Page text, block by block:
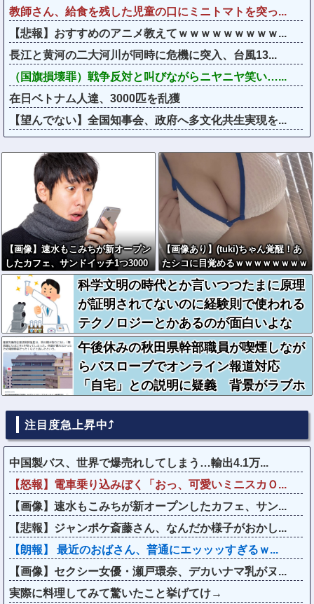
教師さん、給食を残した児童の口にミニトマトを突っ...
【悲報】おすすめのアニメ教えてｗｗｗｗｗｗｗｗｗ...
長江と黄河の二大河川が同時に危機に突入、台風13...
（国旗損壊罪）戦争反対と叫びながらニヤニヤ笑い…...
在日ベトナム人達、3000匹を乱獲
【望んでない】全国知事会、政府へ多文化共生実現を...
【画像】速水もこみちが新オープン
したカフェ、サンドイッチ1つ3000
円←コレは妥当だと思
う？？？？？？
【画像あり】(tuki)ちゃん覚醒！あ
たシコに目覚めるｗｗｗｗｗｗｗｗ
科学文明の時代とか言いつつたまに原理
が証明されてないのに経験則で使われる
テクノロジーとかあるのが面白いよな
午後休みの秋田県幹部職員が喫煙しなが
らバスローブでオンライン報道対応
「自宅」との説明に疑義 背景がラブホ
注目度急上昇中⤴
中国製バス、世界で爆売れしてしまう…輸出4.1万...
【怒報】電車乗り込みぼく「おっ、可愛いミニスカＯ...
【画像】速水もこみちが新オープンしたカフェ、サン...
【悲報】ジャンポケ斎藤さん、なんだか様子がおかし...
【朗報】 最近のおばさん、普通にエッッッすぎるｗ...
【画像】セクシー女優・瀬戸環奈、デカいナマ乳がヌ...
実際に料理してみて驚いたこと挙げてけ→